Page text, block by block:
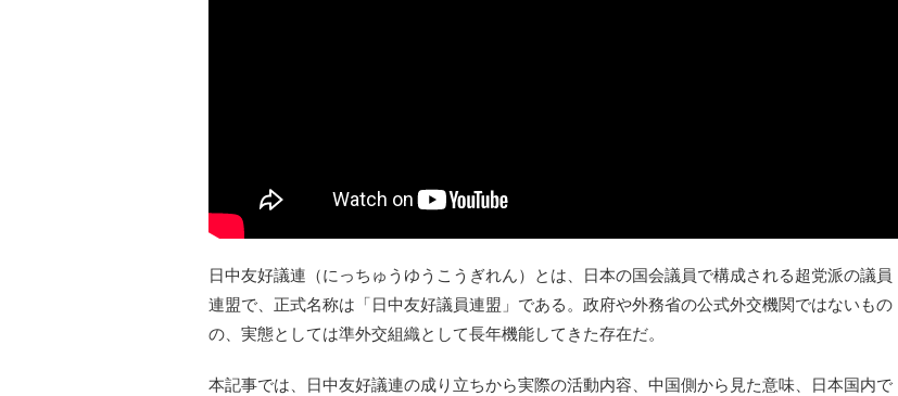
日中友好議連（にっちゅうゆうこうぎれん）とは、日本の国会議員で構成される超党派の議員
連盟で、正式名称は「日中友好議員連盟」である。政府や外務省の公式外交機関ではないもの
の、実態としては準外交組織として長年機能してきた存在だ。
本記事では、日中友好議連の成り立ちから実際の活動内容、中国側から見た意味、日本国内で